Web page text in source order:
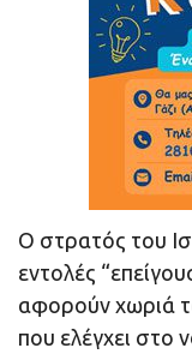
Ο στρατός του
εντολές
αφορούν χωριά
που ελέγχει στο